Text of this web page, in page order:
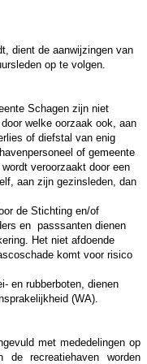
dient de aanwijzingen van
op te volgen.
Schagen zijn niet
welke oorzaak ook, aan
of diefstal van enig
of gemeente
veroorzaakt door een
aan zijn gezinsleden, dan
de Stichting en/of
en passsanten dienen
Het niet afdoende
komt voor risico
en rubberboten, dienen
(WA).
met mededelingen op
de recreatiehaven worden